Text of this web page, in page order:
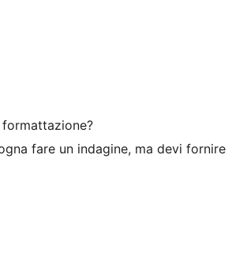
fare un indagine, ma devi fornire